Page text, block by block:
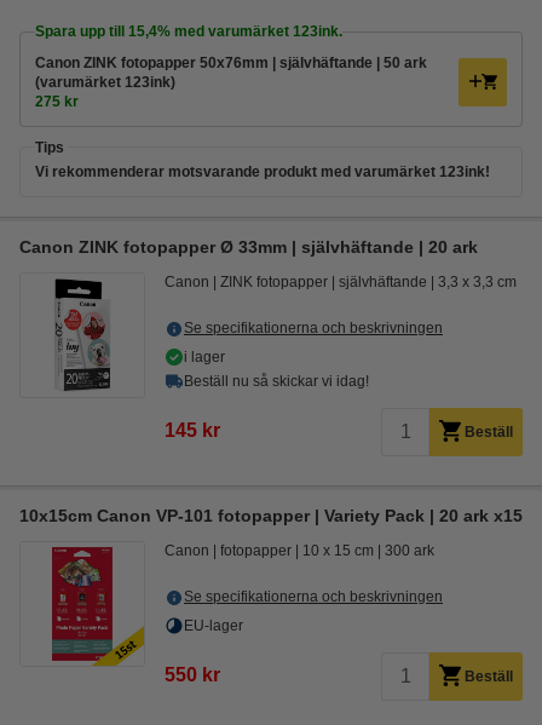
Spara upp till 15,4% med varumärket 123ink.
Canon ZINK fotopapper 50x76mm | självhäftande | 50 ark
(varumärket 123ink)
275 kr
Tips
Vi rekommenderar motsvarande produkt med varumärket 123ink!
Canon ZINK fotopapper Ø 33mm | självhäftande | 20 ark
Canon ZINK fotopapper självhäftande 3,3 x 3,3 cm
Se specifikationerna och beskrivningen
i lager
Beställ nu så skickar vi idag!
145 kr Beställ
10x15cm Canon VP-101 fotopapper | Variety Pack | 20 ark x15
Canon fotopapper 10 x 15 cm 300 ark
Se specifikationerna och beskrivningen
EU-lager
550 kr Beställ